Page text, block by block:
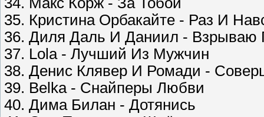
35. Кристина Орбакайте - Раз И
36. Диля Даль И Даниил - Взрываю
37. Lola - Лучший Из Мужчин
38. Денис Клявер И Ромади -
39. Belka - Снайперы Любви
40. Дима Билан - Дотянись